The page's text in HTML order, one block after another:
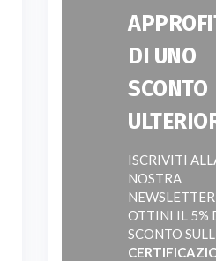
DI UNO
SCONTO
ISCRIVITI
NOSTRA
OTTINI IL 5%
SCONTO